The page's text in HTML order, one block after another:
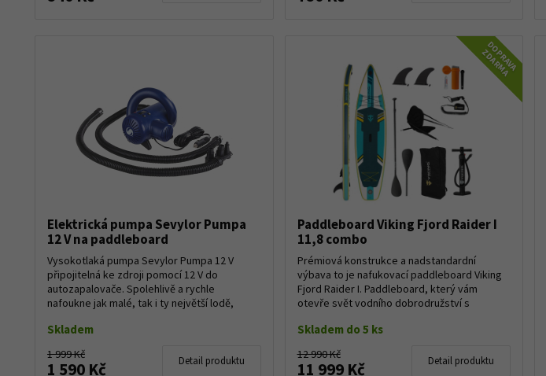
Elektrická pumpa Sevylor Pumpa
12 V na paddleboard
Vysokotlaká pumpa Sevylor Pumpa 12 V
připojitelná ke zdroji pomocí 12 V do
autozapalovače. Spolehlivě a rychle
nafoukne jak malé, tak i ty největší lodě,
Skladem
1 999 Kč
1 590 Kč Detail produktu
DOPRAVA
ZDARMA
Paddleboard Viking Fjord Raider I
11,8 combo
Prémiová konstrukce a nadstandardní
výbava to je nafukovací paddleboard Viking
Fjord Raider I. Paddleboard, který vám
otevře svět vodního dobrodružství s
Skladem do 5 ks
12 990 Kč
11 999 Kč Detail produktu